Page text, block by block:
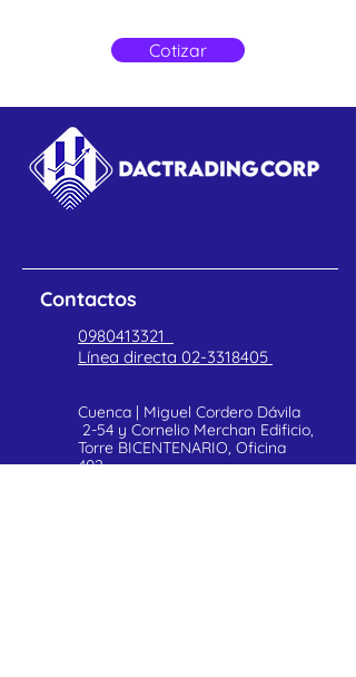
Cotizar
Contactos
0980413321
Línea directa 02-3318405
Cuenca | Miguel Cordero Dávila
2-54 y Cornelio Merchan Edificio,
Torre BICENTENARIO, Oficina
402